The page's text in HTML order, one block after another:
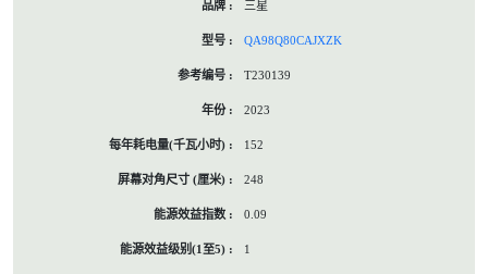
三星
QA98Q80CAJXZK
T230139
2023
152
248
0.09
1